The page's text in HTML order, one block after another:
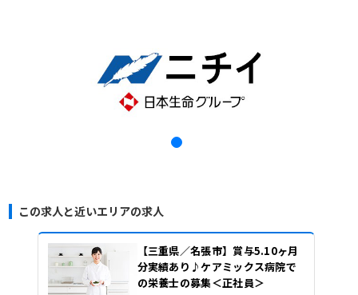
この求人と近いエリアの求人
【三重県／名張市】賞与5.10ヶ月
分実績あり♪ケアミックス病院で
の栄養士の募集＜正社員＞